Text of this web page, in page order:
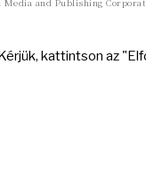
kattintson az